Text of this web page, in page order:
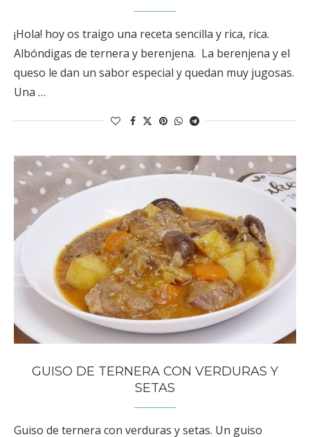
¡Hola! hoy os traigo una receta sencilla y rica, rica.
Albóndigas de ternera y berenjena. La berenjena y el
queso le dan un sabor especial y quedan muy jugosas.
Una …
GUISO DE TERNERA CON VERDURAS Y
SETAS
Guiso de ternera con verduras y setas. Un guiso